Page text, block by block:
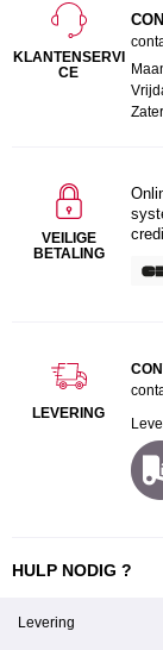
KLANTENSERVI
CE
VEILIGE
BETALING
LEVERING
HULP NODIG ?
Levering